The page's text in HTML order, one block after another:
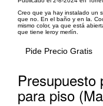
Creo que ya hay instalado un
que no. En el baño y en la.
mismo color, ya que está
que tiene leroy merlín.
Pide Precio Gratis
Presupuesto
para piso